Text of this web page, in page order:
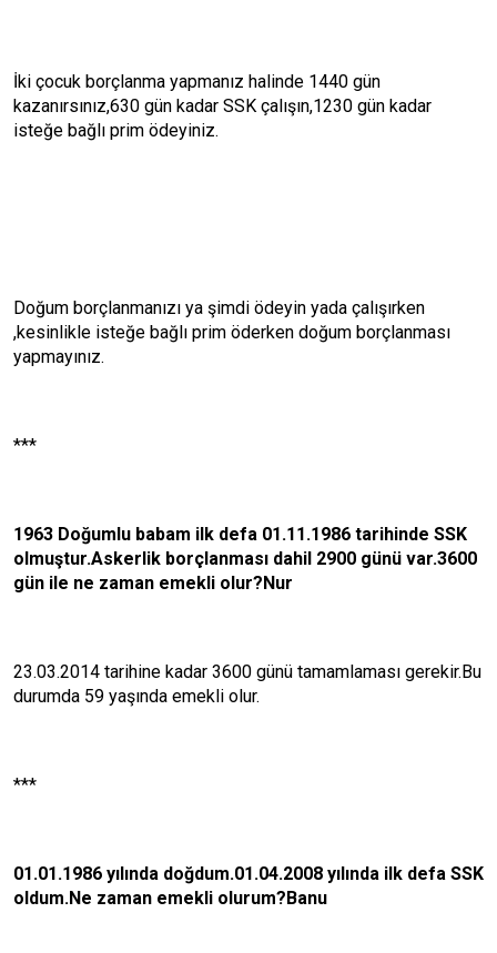
İki çocuk borçlanma yapmanız halinde 1440 gün
kazanırsınız,630 gün kadar SSK çalışın,1230 gün kadar
isteğe bağlı prim ödeyiniz.
Doğum borçlanmanızı ya şimdi ödeyin yada çalışırken
,kesinlikle isteğe bağlı prim öderken doğum borçlanması
yapmayınız.
***
1963 Doğumlu babam ilk defa 01.11.1986 tarihinde SSK
olmuştur.Askerlik borçlanması dahil 2900 günü var.3600
gün ile ne zaman emekli olur?Nur
23.03.2014 tarihine kadar 3600 günü tamamlaması gerekir.Bu
durumda 59 yaşında emekli olur.
***
01.01.1986 yılında doğdum.01.04.2008 yılında ilk defa SSK
oldum.Ne zaman emekli olurum?Banu